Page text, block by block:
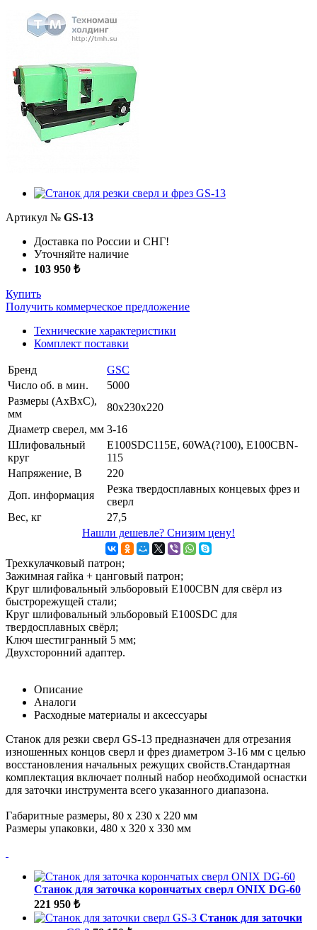
Артикул № GS-13
Доставка по России и СНГ!
Уточняйте наличие
103 950 ₺
Купить
Получить коммерческое предложение
Технические характеристики
Комплект поставки
Бренд
GSC
Число об. в мин.
5000
Размеры (АхВхС),
мм
80x230x220
Диаметр сверел, мм 3-16
Шлифовальный
круг
E100SDC115E, 60WA(?100), E100CBN-
115
Напряжение, В
220
Доп. информация
Резка твердосплавных концевых фрез и
сверл
Вес, кг
27,5
Нашли дешевле? Снизим цену!
Трехкулачковый патрон;
Зажимная гайка + цанговый патрон;
Круг шлифовальный эльборовый E100CBN для свёрл из
быстрорежущей стали;
Круг шлифовальный эльборовый E100SDC для
твердосплавных свёрл;
Ключ шестигранный 5 мм;
Двухсторонний адаптер.
Описание
Аналоги
Расходные материалы и аксессуары
Станок для резки сверл GS-13 предназначен для отрезания
изношенных концов сверл и фрез диаметром 3-16 мм с целью
восстановления начальных режущих свойств.Стандартная
комплектация включает полный набор необходимой оснастки
для заточки инструмента всего указанного диапазона.
Габаритные размеры, 80 х 230 х 220 мм
Размеры упаковки, 480 х 320 х 330 мм
Станок для заточка корончатых сверл ONIX DG-60
221 950 ₺
Станок для заточки